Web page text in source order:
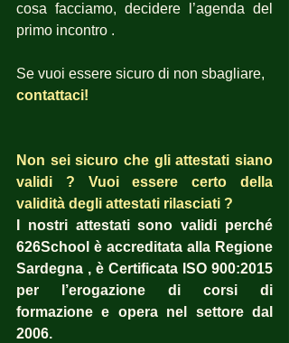
cosa facciamo, decidere l’agenda del
primo incontro .
Se vuoi essere sicuro di non sbagliare,
contattaci!
Non sei sicuro che gli attestati siano
validi ? Vuoi essere certo della
validità degli attestati rilasciati ?
I nostri attestati sono validi perché
626School è accreditata alla Regione
Sardegna , è Certificata ISO 900:2015
per l’erogazione di corsi di
formazione e opera nel settore dal
2006.